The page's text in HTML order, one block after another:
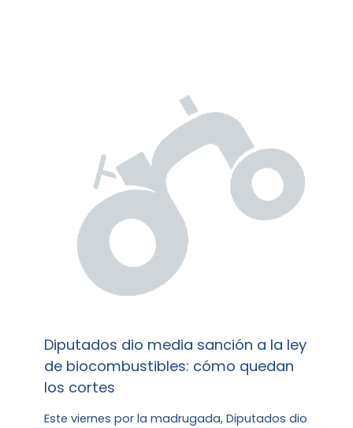
Diputados dio media sanción a la ley
de biocombustibles: cómo quedan
los cortes
Este viernes por la madrugada, Diputados dio